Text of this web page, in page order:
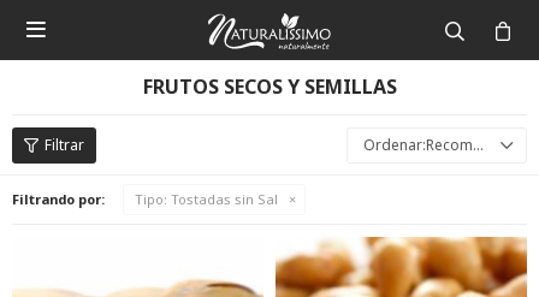

FRUTOS SECOS Y SEMILLAS
Recomendados
Filtrando por: Tipo: Tostadas sin Sal